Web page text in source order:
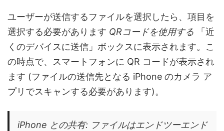
ユーザーが送信するファイルを選択したら、項目を
選択する必要があります QRコードを使用する
「近
くのデバイスに送信」ボックスに表示されます。こ
の時点で、スマートフォンに QR コードが表示され
ます (ファイルの送信先となる iPhone のカメラ ア
プリでスキャンする必要があります)。
iPhone との共有: ファイルはエンドツーエンド